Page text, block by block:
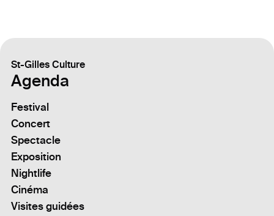
St-Gilles Culture
Agenda
Festival
Concert
Spectacle
Exposition
Nightlife
Cinéma
Visites guidées